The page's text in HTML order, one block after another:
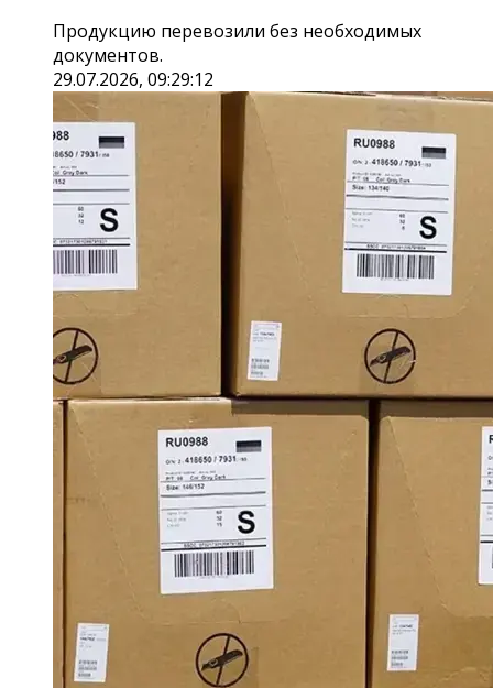
Продукцию перевозили без необходимых
документов.
29.07.2026, 09:29:12